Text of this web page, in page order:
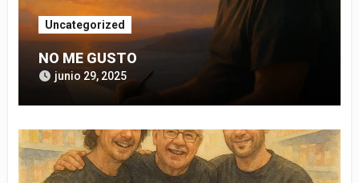
Uncategorized
NO ME GUSTO
junio 29, 2025